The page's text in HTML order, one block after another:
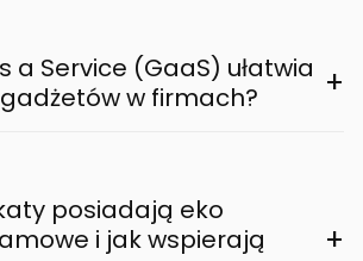
a Service (GaaS) ułatwia
w firmach?
+
posiadają eko
i jak wspierają
+